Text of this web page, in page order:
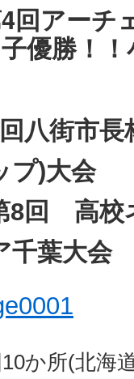
回アーチ
優勝！
八街市
プ)大会
8回 高校
千葉大会
か所(北海